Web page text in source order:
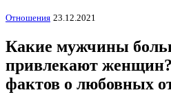
Отношения 23.12.2021
Какие мужчины
привлекают
фактов о любовных